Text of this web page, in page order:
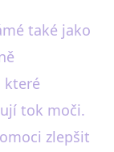
také jako
které
tok moči.
zlepšit